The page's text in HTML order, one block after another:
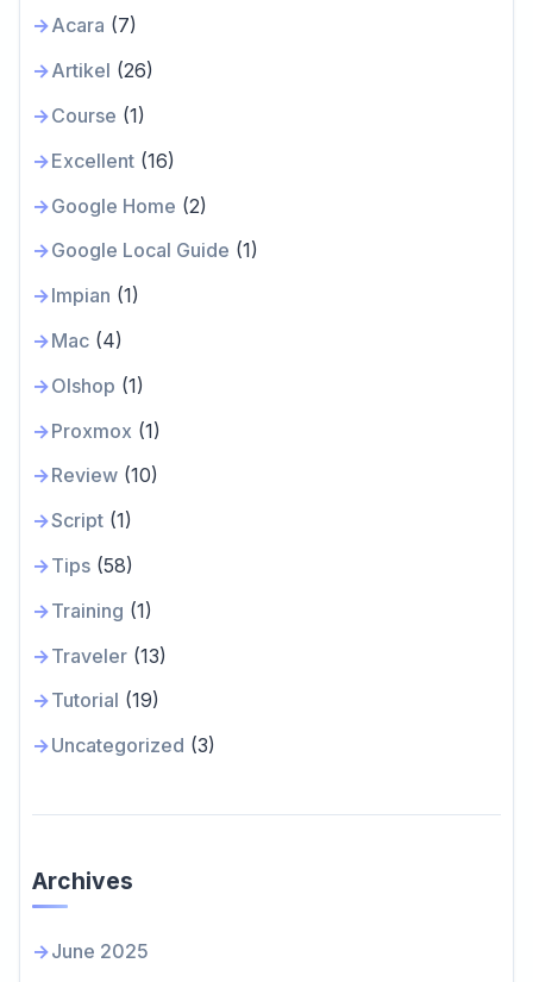
Acara (7)
Artikel (26)
Course (1)
Excellent(16)
Google Home (2)
Google Local Guide (1)
Impian (1)
Mac(4)
Olshop (1)
Proxmox (1)
Review(10)
Script(1)
Tips(58)
Training (1)
Traveler(13)
Tutorial (19)
Uncategorized (3)
Archives
June 2025